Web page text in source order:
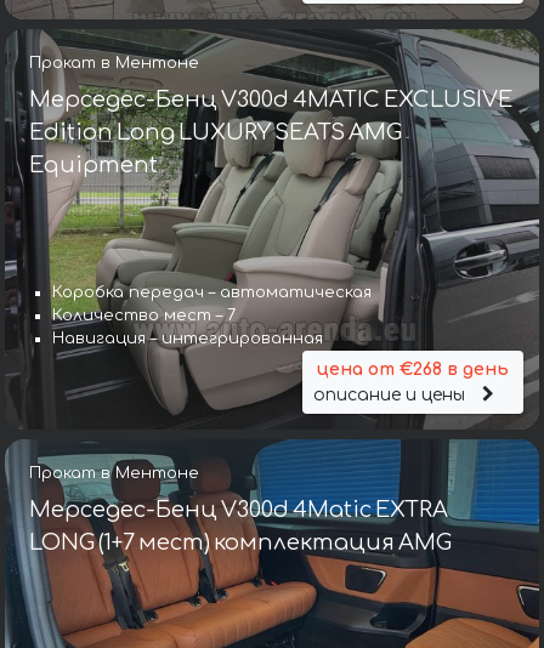
Прокат в Ментоне
Мерседес-Бенц V300d 4MATIC EXCLUSIVE
Edition Long LUXURY SEATS AMG
Equipment
Коробка передач – автоматическая
Количество мест – 7
Навигация – интегрированная
цена от €268 в день
описание и цены
Прокат в Ментоне
Мерседес-Бенц V300d 4Matic EXTRA
LONG (1+7 мест) комплектация AMG